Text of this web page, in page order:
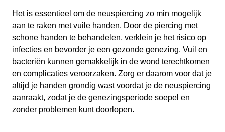
Het is essentieel om de neuspiercing zo min mogelijk
aan te raken met vuile handen. Door de piercing met
schone handen te behandelen, verklein je het risico op
infecties en bevorder je een gezonde genezing. Vuil en
bacteriën kunnen gemakkelijk in de wond terechtkomen
en complicaties veroorzaken. Zorg er daarom voor dat je
altijd je handen grondig wast voordat je de neuspiercing
aanraakt, zodat je de genezingsperiode soepel en
zonder problemen kunt doorlopen.